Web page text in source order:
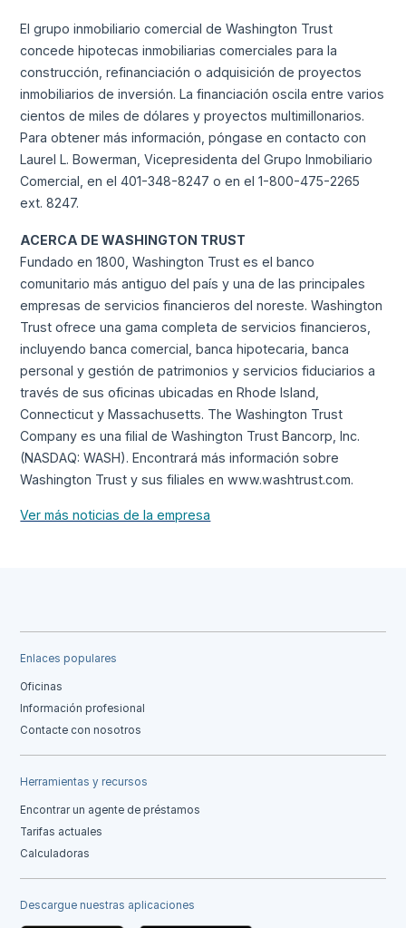
El grupo inmobiliario comercial de Washington Trust
concede hipotecas inmobiliarias comerciales para la
construcción, refinanciación o adquisición de proyectos
inmobiliarios de inversión. La financiación oscila entre varios
cientos de miles de dólares y proyectos multimillonarios.
Para obtener más información, póngase en contacto con
Laurel L. Bowerman, Vicepresidenta del Grupo Inmobiliario
Comercial, en el 401-348-8247 o en el 1-800-475-2265
ext. 8247.
ACERCA DE WASHINGTON TRUST
Fundado en 1800, Washington Trust es el banco
comunitario más antiguo del país y una de las principales
empresas de servicios financieros del noreste. Washington
Trust ofrece una gama completa de servicios financieros,
incluyendo banca comercial, banca hipotecaria, banca
personal y gestión de patrimonios y servicios fiduciarios a
través de sus oficinas ubicadas en Rhode Island,
Connecticut y Massachusetts. The Washington Trust
Company es una filial de Washington Trust Bancorp, Inc.
(NASDAQ: WASH). Encontrará más información sobre
Washington Trust y sus filiales en www.washtrust.com.
Ver más noticias de la empresa
Enlaces populares
Oficinas
Información profesional
Contacte con nosotros
Herramientas y recursos
Encontrar un agente de préstamos
Tarifas actuales
Calculadoras
Descargue nuestras aplicaciones